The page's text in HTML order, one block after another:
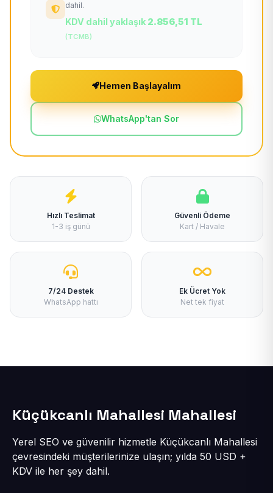
dahil.
KDV dahil yaklaşık 2.856,51 TL
(TCMB)
Hemen Başlayalım
WhatsApp'tan Sor
Hızlı Teslimat
1-3 iş günü
Güvenli Ödeme
Kart / Havale
7/24 Destek
WhatsApp hattı
Ek Ücret Yok
Net tek fiyat
Küçükcanlı Mahallesi Mahallesi
Yerel SEO ve güvenilir hizmetle Küçükcanlı Mahallesi
çevresindeki müşterilerinize ulaşın; yılda 50 USD +
KDV ile her şey dahil.